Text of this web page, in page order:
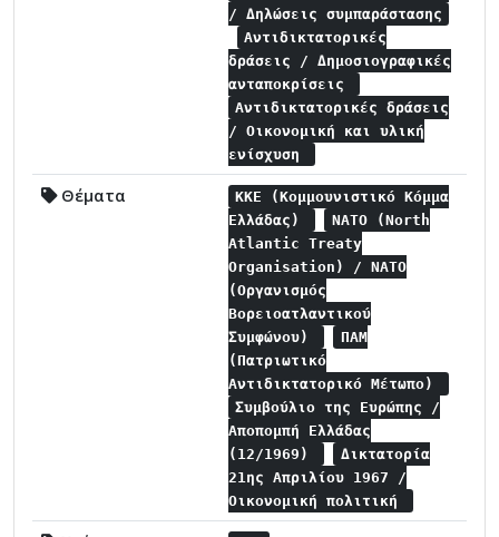
/ Δηλώσεις συμπαράστασης
Αντιδικτατορικές
δράσεις / Δημοσιογραφικές
ανταποκρίσεις
Αντιδικτατορικές δράσεις
/ Οικονομική και υλική
ενίσχυση
Θέματα
ΚΚΕ (Κομμουνιστικό Κόμμα
Ελλάδας)
NATO (North
Atlantic Treaty
Organisation) / NATO
(Οργανισμός
Βορειοατλαντικού
Συμφώνου)
ΠΑΜ
(Πατριωτικό
Αντιδικτατορικό Μέτωπο)
Συμβούλιο της Ευρώπης /
Αποπομπή Ελλάδας
(12/1969)
Δικτατορία
21ης Απριλίου 1967 /
Οικονομική πολιτική